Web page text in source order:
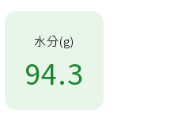
水分(g)
94.3